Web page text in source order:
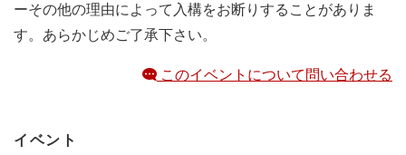
ーその他の理由によって入構をお断りすることがありま
す。あらかじめご了承下さい。
このイベントについて問い合わせる
イベント